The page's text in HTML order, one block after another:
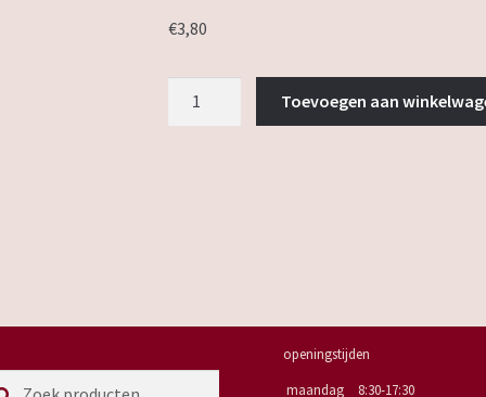
€3,80
Toevoegen aan
openingstijden
maandag
8:30-17:30